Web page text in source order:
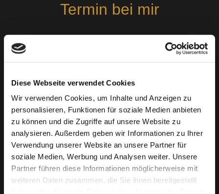
Diese Webseite verwendet Cookies
Wir verwenden Cookies, um Inhalte und Anzeigen zu
personalisieren, Funktionen für soziale Medien anbieten
zu können und die Zugriffe auf unsere Website zu
analysieren. Außerdem geben wir Informationen zu Ihrer
Verwendung unserer Website an unsere Partner für
soziale Medien, Werbung und Analysen weiter. Unsere
Partner führen diese Informationen möglicherweise mit
weiteren Daten zusammen, die Sie ihnen bereitgestellt
Termin bei mir